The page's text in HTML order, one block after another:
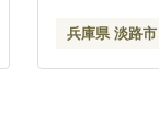
兵庫県 淡路市